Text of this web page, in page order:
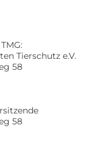
Tierschutz e.V.
58
58